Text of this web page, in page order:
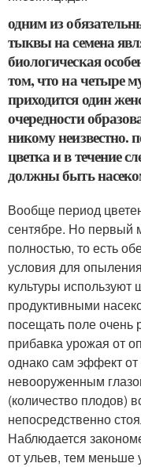
одним из
тыквы на семена
биологическая
том, что на четыре
приходится один
очередности
никому неизвестно.
цветка и в течение
должны быть
Вообще период
сентябре. Но первый
полностью, то есть
условия для
культуры
продуктивными
посещать поле очень
прибавка урожая от
однако сам эффект от
невооруженным
(количество плодов)
непосредственно
Наблюдается
от ульев, тем меньше